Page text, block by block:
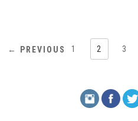
← PREVIOUS 1 2 3